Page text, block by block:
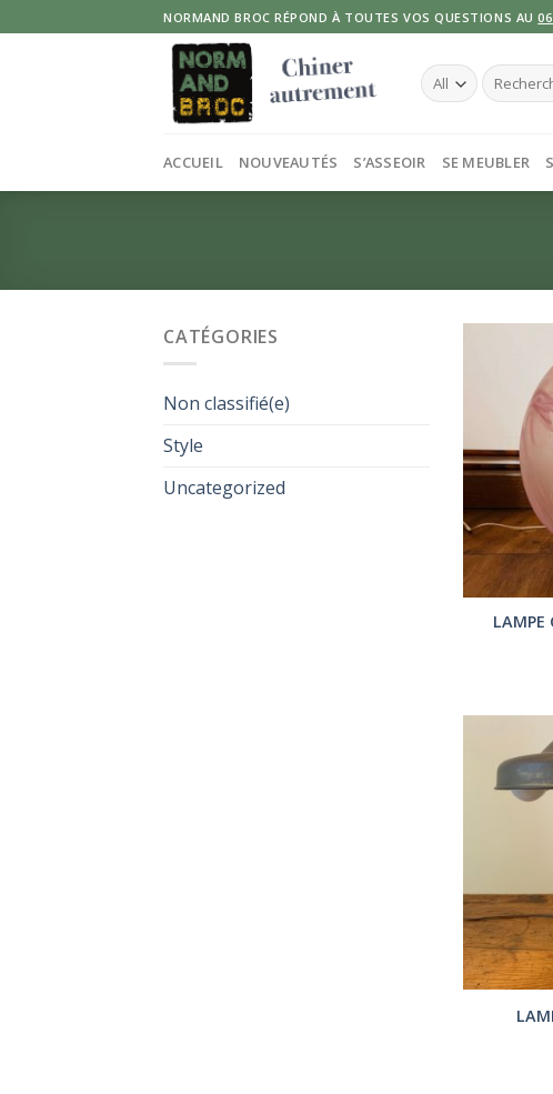
to
NORMAND BROC RÉPOND À TOUTES VOS QUESTIONS AU
Recherche
pour :
ACCUEIL NOUVEAUTÉS S’ASSEOIR SE MEUBLER
CATÉGORIES
Non classifié(e)
Style
Uncategorized
LAMPE